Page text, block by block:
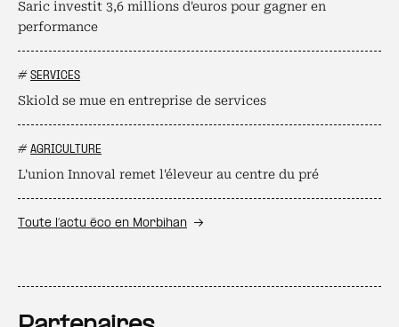
Saric investit 3,6 millions d'euros pour gagner en
performance
# SERVICES
Skiold se mue en entreprise de services
# AGRICULTURE
L'union Innoval remet l'éleveur au centre du pré
Toute l’actu éco en Morbihan